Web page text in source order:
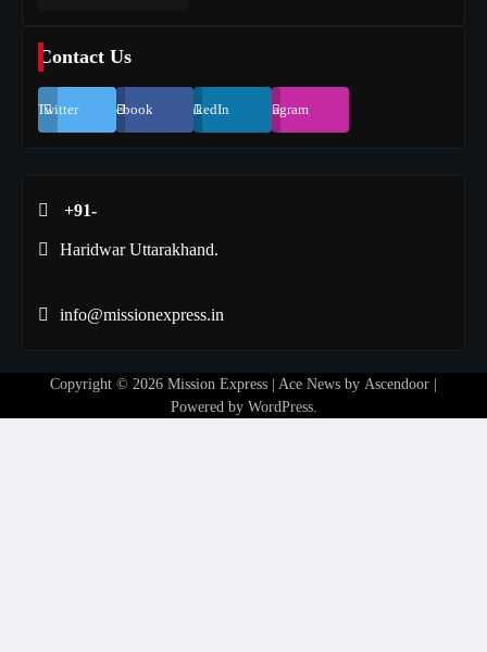
Contact Us
Twitter Facebook LinkedIn Instagram
+91-
Haridwar Uttarakhand.
info@missionexpress.in
Copyright © 2026 Mission Express | Ace News by Ascendoor
Powered by WordPress.